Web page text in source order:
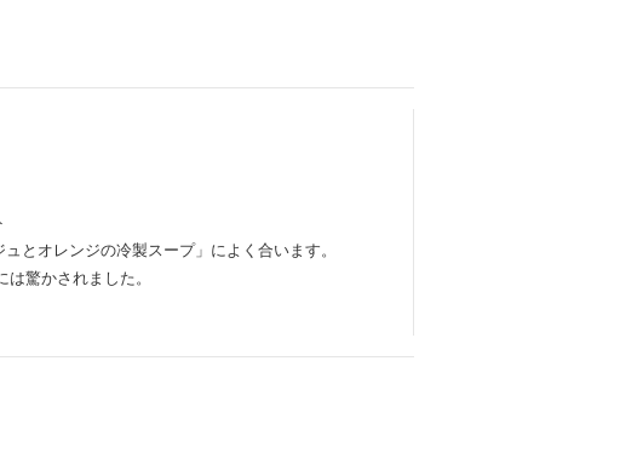
オレンジの冷製スープ」によく合います。
驚かされました。